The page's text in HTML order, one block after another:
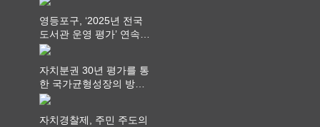
영등포구, ‘2025년 전국
도서관 운영 평가’ 연속
최고 영예 장관상에서 ‘대
자치분권 30년 평가를 통
한 국가균형성장의 방향
과 과제 논의
자치경찰제, 주민 주도의